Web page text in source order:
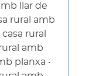
llar de
rural amb
rural
amb
planxa •